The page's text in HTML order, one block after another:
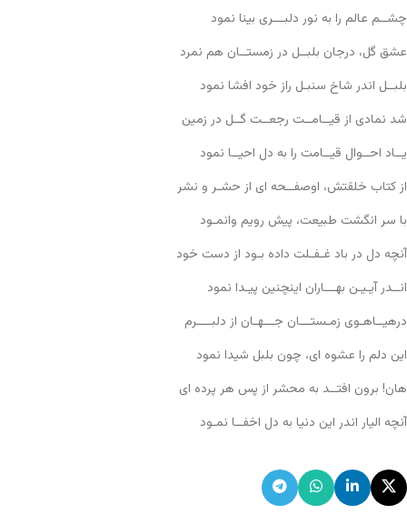
چشــم عالم را به نور دلبـــری بینا نمود
عشق گل، درجان بلبــل در زمستــان هم نمرد
بلبــل اندر شاخ سنبـل راز خود افشا نمود
شد نمادی از قیــامــت رجعــت گــل در زمین
یــاد احــوال قیــامت را به دل احیــا نمود
از کتاب خلقتش، اوصفــحه ای از حشـر و نشر
با سر انگشت طبیعت، پیش رویم وانمـود
آنچه دل در باد غـفـلت داده بـود از دست خود
انــدر آیـیـن بهـــاران اینچنین پیـدا نمود
درهیــاهـوی زمـستـــان جـــهـان از دلبــــرم
این دلم را عشوه ای، چون بلبل شیدا نمود
هان! برون افتــد به محشر از پس هر پرده ای
آنچه الیار اندر این دنیا به دل اخفــا نمـود